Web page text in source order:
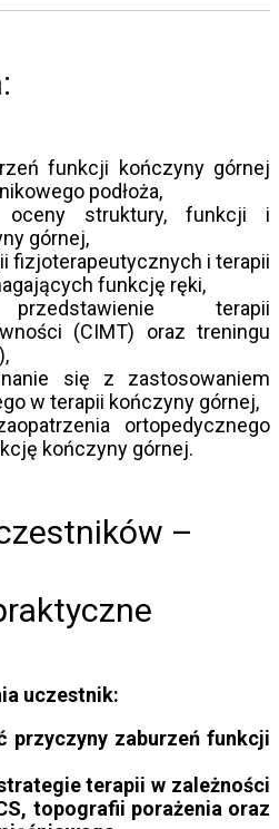
funkcji kończyny górnej
podłoża,
oceny struktury, funkcji i
górnej,
fizjoterapeutycznych i terapii
funkcję ręki,
terapii
(CIMT) oraz treningu
się z zastosowaniem
w terapii kończyny górnej,
ortopedycznego
kończyny górnej.
–
uczestnik:
przyczyny zaburzeń funkcji
terapii w zależności
topografii porażenia oraz